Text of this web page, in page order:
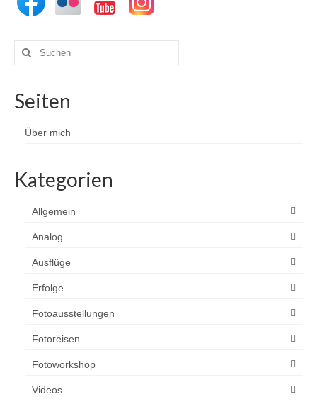
Suchen
nach:
Seiten
Über mich
Kategorien
Allgemein
Analog
Ausflüge
Erfolge
Fotoausstellungen
Fotoreisen
Fotoworkshop
Videos